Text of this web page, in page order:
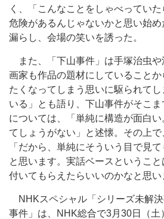
く、「こんなことをしゃべってい
危険があるんじゃないかと思い始
漏らし、会場の笑いを誘った。
また、「下山事件」は手塚治虫や
画家も作品の題材にしていること
たくなってしまう思いに駆られて
いる」とも語り、下山事件がそこ
については、「単純に構造が面白
てしょうがない」と述懐。その上
「だから、単純にそういう目で見
と思います。実話ベースというこ
付いてもらえたらいいのかなと思い
NHKスペシャル「シリーズ未
事件」は、NHK総合で3月30日（土